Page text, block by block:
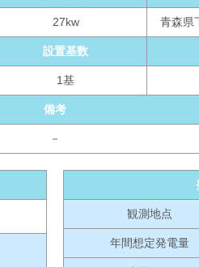
27kw 青森県
設置基数
1基
備考
－
観測地点
年間想定発電量